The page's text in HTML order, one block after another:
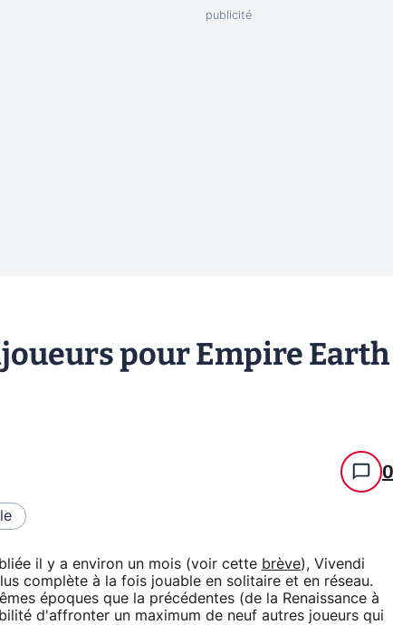
pour Empire Earth
0
il y a environ un mois (voir cette brève), Vivendi
complète à la fois jouable en solitaire et en réseau.
époques que la précédentes (de la Renaissance à
d'affronter un maximum de neuf autres joueurs qui